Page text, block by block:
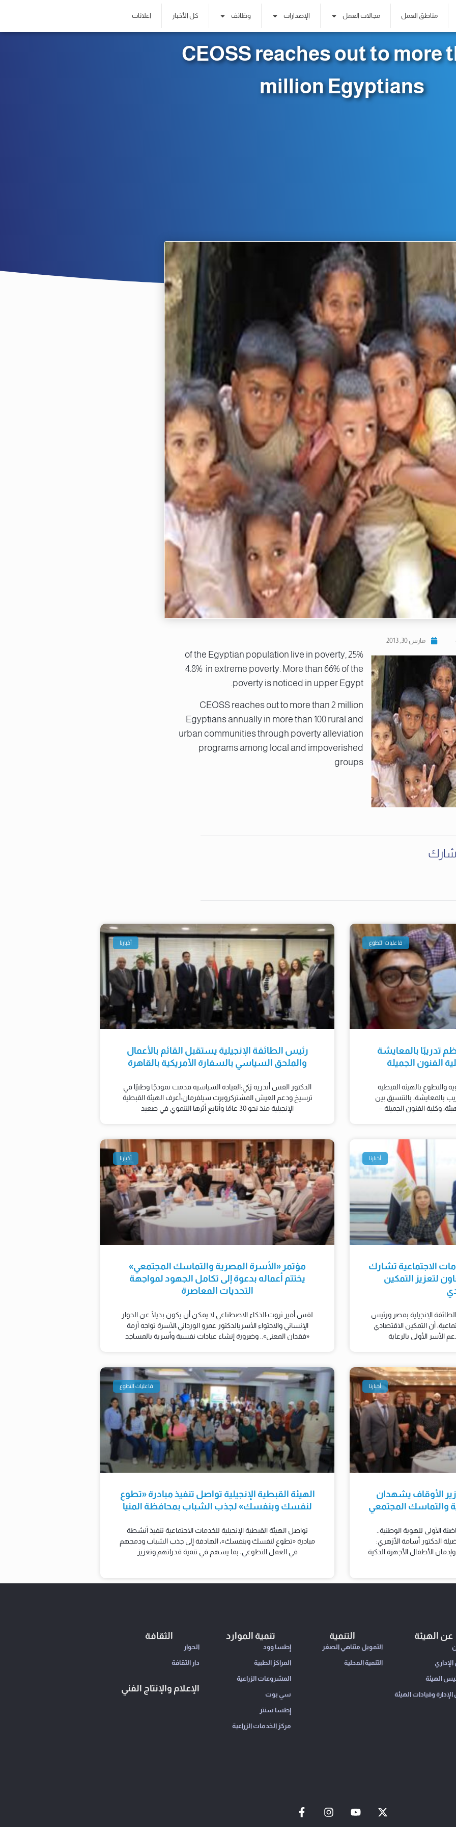
مناطق العمل مجالات العمل الإصدارات وظائف كل الأخبار اعلانات
CEOSS reaches out to more
million Egyptians
مارس 30, 2013
25% of the Egyptian population live in poverty,
4.8% in extreme poverty. More than 66% of the
poverty is noticed in upper Egypt.
CEOSS reaches out to more than 2 million
Egyptians annually in more than 100 rural and
urban communities through poverty alleviation
programs among local and impoverished
groups
شارك
فاعليات التطوع
تدريبًا بالمعايشة
الفنون الجميلة
والتطوع بالهيئة القبطية
بالمعايشة، بالتنسيق بين
وكلية الفنون الجميلة –
أخبارنا
رئيس الطائفة الإنجيلية يستقبل القائم بالأعمال
والملحق السياسي بالسفارة الأمريكية بالقاهرة
الدكتور القس أندريه زكي:القيادة السياسية قدمت نموذجًا وطنيًا في
ترسيخ ودعم العيش المشتركروبرت سيلفرمان:أعرف الهيئة القبطية
الإنجيلية منذ نحو 30 عامًا وأتابع أثرها التنموي في صعيد
أخبارنا
الاجتماعية تشارك
لتعزيز التمكين
الإنجيلية بمصر ورئيس
أن التمكين الاقتصادي
الأسر الأولى بالرعاية
أخبارنا
مؤتمر «الأسرة المصرية والتماسك المجتمعي»
يختتم أعماله بدعوة إلى تكامل الجهود لمواجهة
التحديات المعاصرة
لقس أمير ثروت:الذكاء الاصطناعي لا يمكن أن يكون بديلًا عن الحوار
الإنساني والاحتواء الأسريالدكتور عمرو الورداني:الأسرة تواجه أزمة
«فقدان المعنى».. وضرورة إنشاء عيادات نفسية وأسرية بالمساجد
أخبارنا
الأوقاف يشهدان
والتماسك المجتمعي
الأولى للهوية الوطنية..
الدكتور أسامة الأزهري:
الأطفال الأجهزة الذكية
فاعليات التطوع
الهيئة القبطية الإنجيلية تواصل تنفيذ مبادرة «تطوع
لنفسك وبنفسك» لجذب الشباب بمحافظة المنيا
تواصل الهيئة القبطية الإنجيلية للخدمات الاجتماعية تنفيذ أنشطة
مبادرة «تطوع لنفسك وبنفسك»، الهادفة إلى جذب الشباب ودمجهم
في العمل التطوعي، بما يسهم في تنمية قدراتهم وتعزيز
عن الهيئة
الهيئة
وقيادات الهيئة
التنمية
التمويل متناهي الصغر
التنمية المحلية
تنمية الموارد
إطسا وود
المراكز الطبية
المشروعات الزراعية
سي بوت
إطسا سنتر
مركز الخدمات الزراعية
الثقافة
الحوار
دار الثقافة
الإعلام والإنتاج الفني